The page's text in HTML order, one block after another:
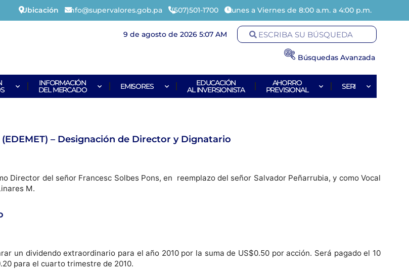
Ubicación info@supervalores.gob.pa (507)501-1700 Lunes a Viernes de 8:00 a.m. a 4:00 p.m.
9 de agosto de 2026 5:07 AM
Búsquedas Avanzada
INFORMACIÓN
DEL MERCADO
EMISORES
EDUCACIÓN
AL INVERSIONISTA
AHORRO
PREVISIONAL
SERI
– Designación de Director y Dignatario
Director del señor Francesc Solbes Pons, en reemplazo del señor Salvador Peñarrubia, y como Vocal
M.
un dividendo extraordinario para el año 2010 por la suma de US$0.50 por acción. Será pagado el 10
para el cuarto trimestre de 2010.